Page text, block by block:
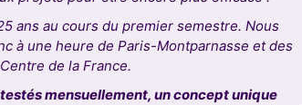
ans au cours du premier semestre. Nous
à une heure de Paris-Montparnasse et des
de la France.
mensuellement, un concept unique